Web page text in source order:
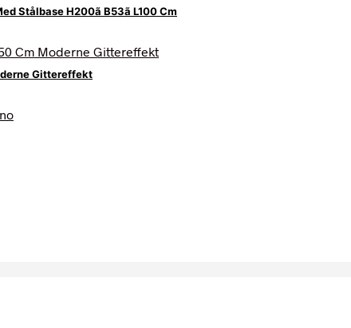
Stålbase H200ã B53ã L100 Cm
Gittereffekt